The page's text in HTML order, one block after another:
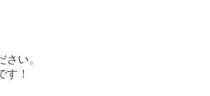
い。
す！